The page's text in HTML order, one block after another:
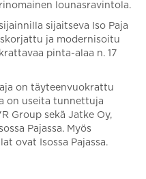
lounasravintola.
sijaitseva Iso Paja
ja modernisoitu
pinta-alaa n. 17
on täyteenvuokrattu
on useita tunnettuja
Group sekä Jatke Oy,
Pajassa. Myös
ovat Isossa Pajassa.